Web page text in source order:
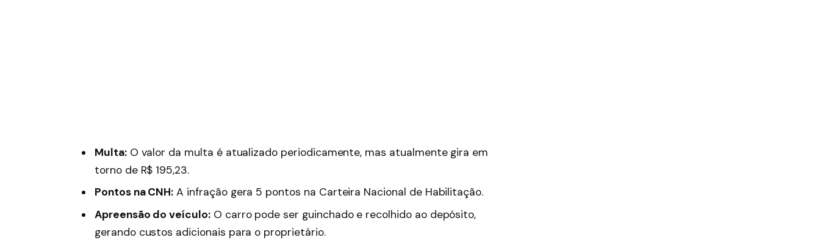
Multa:O valor da multa é atualizado periodicamente, mas atualmente gira em
torno de R$ 195,23.
Pontos na CNH: A infração gera 5 pontos na Carteira Nacional de Habilitação.
Apreensão do veículo:O carro pode ser guinchado e recolhido ao depósito,
gerando custos adicionais para o proprietário.